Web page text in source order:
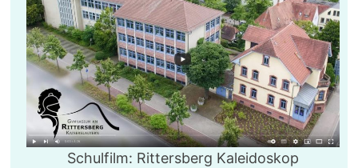
Schulfilm: Rittersberg Kaleidoskop